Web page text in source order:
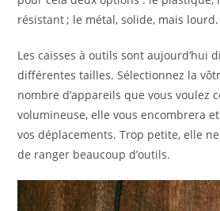
résistant ; le métal, solide, mais lourd.
Les caisses à outils sont aujourd’hui
différentes tailles. Sélectionnez la
nombre d’appareils que vous voulez
volumineuse, elle vous encombrera
vos déplacements. Trop petite, elle
de ranger beaucoup d’outils.